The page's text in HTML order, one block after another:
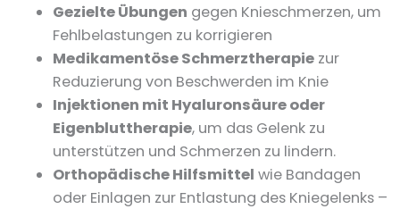
Gezielte Übungen gegen Knieschmerzen, um
Fehlbelastungen zu korrigieren
Medikamentöse Schmerztherapie zur
Reduzierung von Beschwerden im Knie
Injektionen mit Hyaluronsäure oder
Eigenbluttherapie, um das Gelenk zu
unterstützen und Schmerzen zu lindern.
Orthopädische Hilfsmittel wie Bandagen
oder Einlagen zur Entlastung des Kniegelenks –